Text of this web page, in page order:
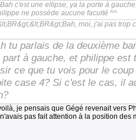
Bah c'est une ellipse, ya la porte à
ne possède aucune faculté ^^
moi, j'ai pas
tu parlais de la deuxième
part à gauche, et philippe
ce que tu vois pour le
case 4? Si c'est le cas, il
je pensais que Gégé revenait vers
n'avais pas fait attention à la position des